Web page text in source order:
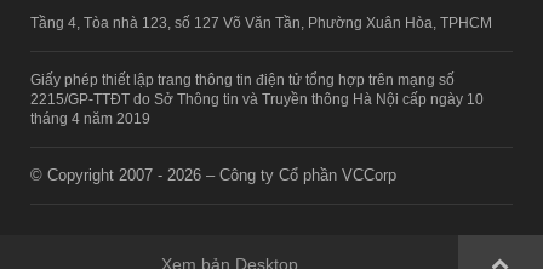
Tầng 4, Tòa nhà 123, số 127 Võ Văn Tần, Phường Xuân Hòa, TPHCM
Giấy phép thiết lập trang thông tin điện tử tổng hợp trên mạng số
2215/GP-TTĐT do Sở Thông tin và Truyền thông Hà Nội cấp ngày 10
tháng 4 năm 2019
© Copyright 2007 - 2026 – Công ty Cổ phần VCCorp
Xem bản Desktop